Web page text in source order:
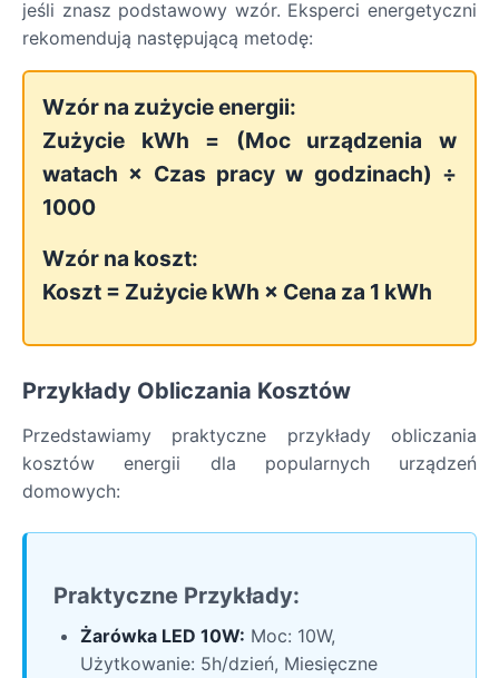
jeśli znasz podstawowy wzór. Eksperci energetyczni
rekomendują następującą metodę:
Wzór na zużycie energii:
Zużycie kWh = (Moc urządzenia w
watach × Czas pracy w godzinach) ÷
1000
Wzór na koszt:
Koszt = Zużycie kWh × Cena za 1 kWh
Przykłady Obliczania Kosztów
Przedstawiamy praktyczne przykłady obliczania
kosztów energii dla popularnych urządzeń
domowych:
Praktyczne Przykłady:
Żarówka LED 10W: Moc: 10W,
Użytkowanie: 5h/dzień, Miesięczne